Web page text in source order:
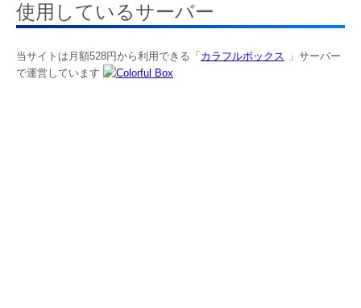
使用しているサーバー
当サイトは月額528円から利用できる「 カラフルボックス
」サーバー
で運営しています